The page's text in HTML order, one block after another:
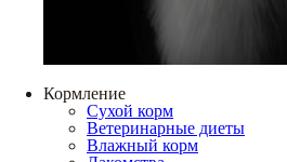
Кормление
Сухой корм
Ветеринарные диеты
Влажный корм